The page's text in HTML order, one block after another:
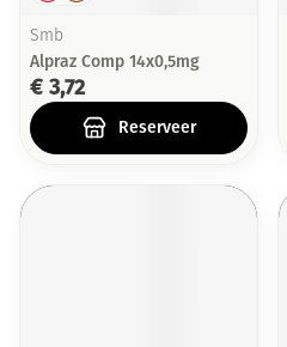
Smb
Alpraz Comp 14x0,5mg
€ 3,72
Reserveer